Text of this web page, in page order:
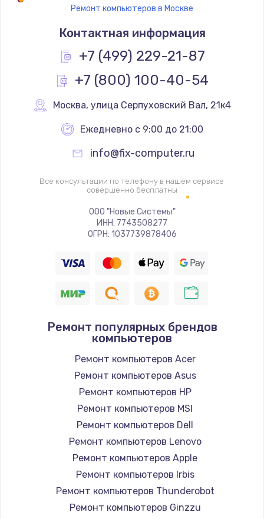
Замена процессора
1490 руб.
Заказать
Замена системы охлаждения
Замена термопасты
1060 руб.
Заказать
Замена шлейфа матрицы
1760 руб.
940 руб.
Замена северного моста
2750 руб.
Заказать
Замена SSD
995 руб.
Заказать
Замена аккумулятора
620 руб.
Заказать
Ремонт компьютеров в Москве
Контактная информация
+7 (499) 229-21-87
+7 (800) 100-40-54
Москва, улица Серпуховский Вал, 21к4
Ежедневно с 9:00 до 21:00
info@fix-computer.ru
Все консультации по телефону в нашем сервисе
совершенно бесплатны
ООО "Новые Системы"
ИНН: 7743508277
ОГРН: 1037739878406
Ремонт популярных брендов
компьютеров
Ремонт компьютеров Acer
Ремонт компьютеров Asus
Ремонт компьютеров HP
Ремонт компьютеров MSI
Ремонт компьютеров Dell
Ремонт компьютеров Lenovo
Ремонт компьютеров Apple
Ремонт компьютеров Irbis
Ремонт компьютеров Thunderobot
Ремонт компьютеров Ginzzu